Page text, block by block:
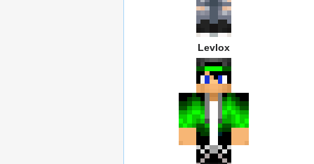
Levlox